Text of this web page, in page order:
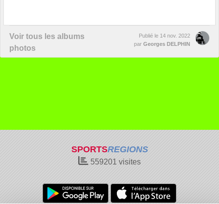
Voir tous les albums
photos
Publié le 14 nov. 2022
par Georges DELPHIN
SPORTSREGIONS
559201 visites